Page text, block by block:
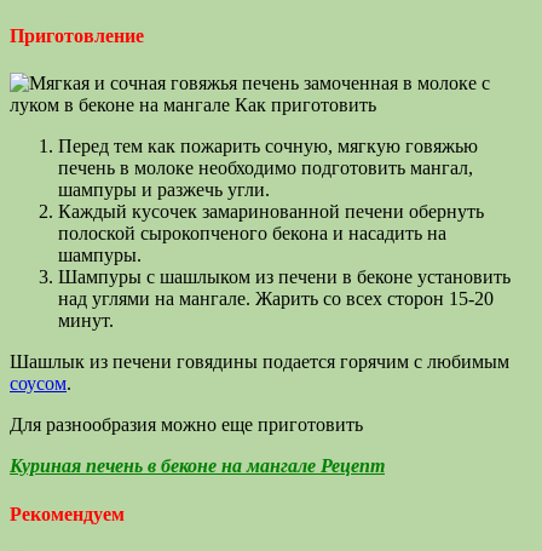
Приготовление
Перед тем как пожарить сочную, мягкую говяжью
печень в молоке необходимо подготовить мангал,
шампуры и разжечь угли.
Каждый кусочек замаринованной печени обернуть
полоской сырокопченого бекона и насадить на
шампуры.
Шампуры с шашлыком из печени в беконе установить
над углями на мангале. Жарить со всех сторон 15-20
минут.
Шашлык из печени говядины подается горячим с любимым
соусом.
Для разнообразия можно еще приготовить
Куриная печень в беконе на мангале Рецепт
Рекомендуем